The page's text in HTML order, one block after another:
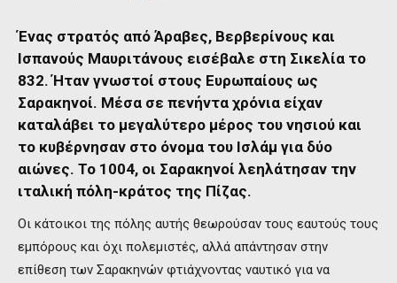
Ένας στρατός από Άραβες, Βερβερίνους και
Ισπανούς Μαυριτάνους εισέβαλε στη Σικελία το
832. Ήταν γνωστοί στους Ευρωπαίους ως
Σαρακηνοί. Μέσα σε πενήντα χρόνια είχαν
καταλάβει το μεγαλύτερο μέρος του νησιού και
το κυβέρνησαν στο όνομα του Ισλάμ για δύο
αιώνες. Το 1004, οι Σαρακηνοί λεηλάτησαν την
ιταλική πόλη-κράτος της Πίζας.
Οι κάτοικοι της πόλης αυτής θεωρούσαν τους εαυτούς τους
εμπόρους και όχι πολεμιστές, αλλά απάντησαν στην
επίθεση των Σαρακηνών φτιάχνοντας ναυτικό για να